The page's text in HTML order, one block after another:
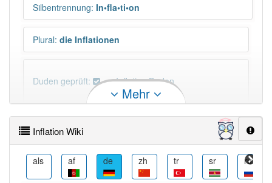
Silbentrennung: In•fla•ti•on
Plural: die Inflationen
Duden geprüft: Inflation Duden
×
Wörter, die mit "-ion" enden, haben fast immer
Artikel:die.
Mehr
Inflation Wiki
als af de zh tr sr ru